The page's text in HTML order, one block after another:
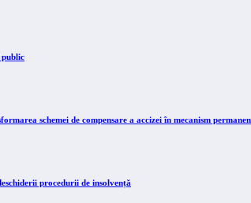
schemei de compensare a accizei în mecanism
procedurii de insolvență